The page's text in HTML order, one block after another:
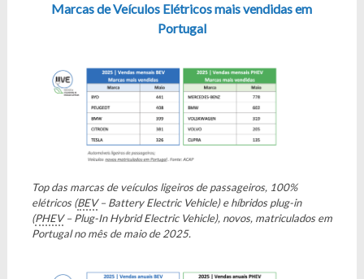
Marcas de Veículos Elétricos mais vendidas em
Portugal
Top das marcas de veículos ligeiros de passageiros, 100%
elétricos (BEV– Battery Electric Vehicle) e híbridos plug-in
(PHEV– Plug-In Hybrid Electric Vehicle), novos, matriculados em
Portugal no mês de maio de 2025.